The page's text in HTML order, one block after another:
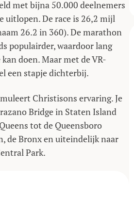
met bijna 50.000 deelnemers
uitlopen. De race is 26,2 mijl
26.2 in 360). De marathon
populairder, waardoor lang
doen. Maar met de VR-
een stapje dichterbij.
Christisons ervaring. Je
Bridge in Staten Island
tot de Queensboro
de Bronx en uiteindelijk naar
Park.